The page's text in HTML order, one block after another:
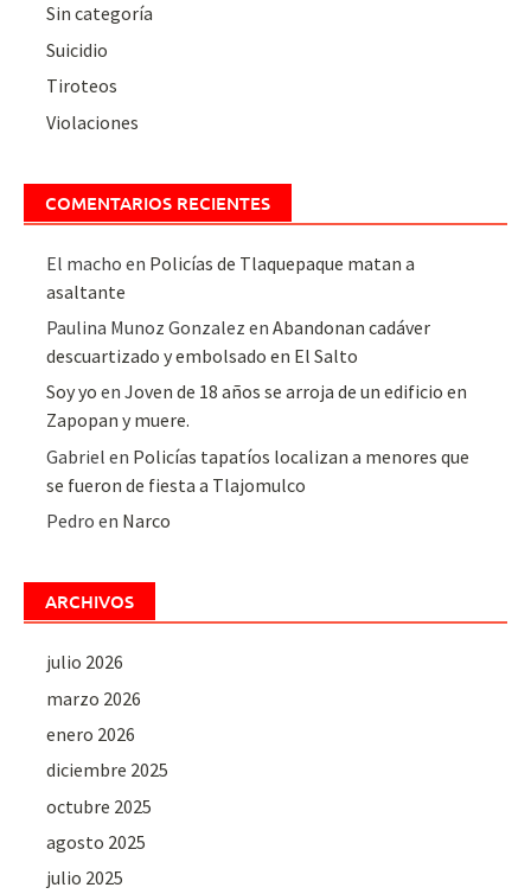
Sin categoría
Suicidio
Tiroteos
Violaciones
COMENTARIOS RECIENTES
El macho en Policías de Tlaquepaque matan a
asaltante
Paulina Munoz Gonzalez enAbandonan cadáver
descuartizado y embolsado en El Salto
Soy yo enJoven de 18 años se arroja de un edificio en
Zapopan y muere.
Gabriel en Policías tapatíos localizan a menores que
se fueron de fiesta a Tlajomulco
Pedro en Narco
ARCHIVOS
julio 2026
marzo 2026
enero 2026
diciembre 2025
octubre 2025
agosto 2025
julio 2025